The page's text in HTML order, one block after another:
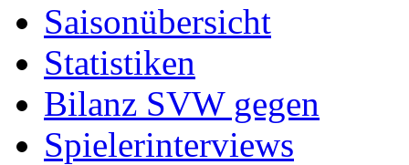
Saisonübersicht
Statistiken
Bilanz SVW gegen
Spielerinterviews